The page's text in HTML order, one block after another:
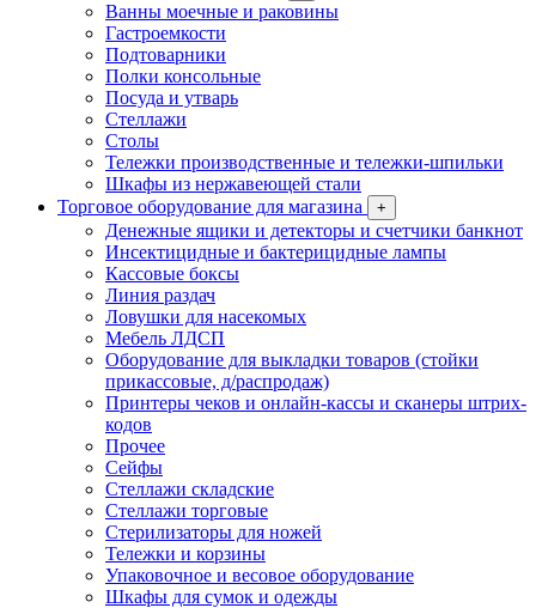
Ванны моечные и раковины
Гастроемкости
Подтоварники
Полки консольные
Посуда и утварь
Стеллажи
Столы
Тележки производственные и тележки-шпильки
Шкафы из нержавеющей стали
Торговое оборудование для магазина
+
Денежные ящики и детекторы и счетчики банкнот
Инсектицидные и бактерицидные лампы
Кассовые боксы
Линия раздач
Ловушки для насекомых
Мебель ЛДСП
Оборудование для выкладки товаров (стойки
прикассовые, д/распродаж)
Принтеры чеков и онлайн-кассы и сканеры штрих-
кодов
Прочее
Сейфы
Стеллажи складские
Стеллажи торговые
Стерилизаторы для ножей
Тележки и корзины
Упаковочное и весовое оборудование
Шкафы для сумок и одежды